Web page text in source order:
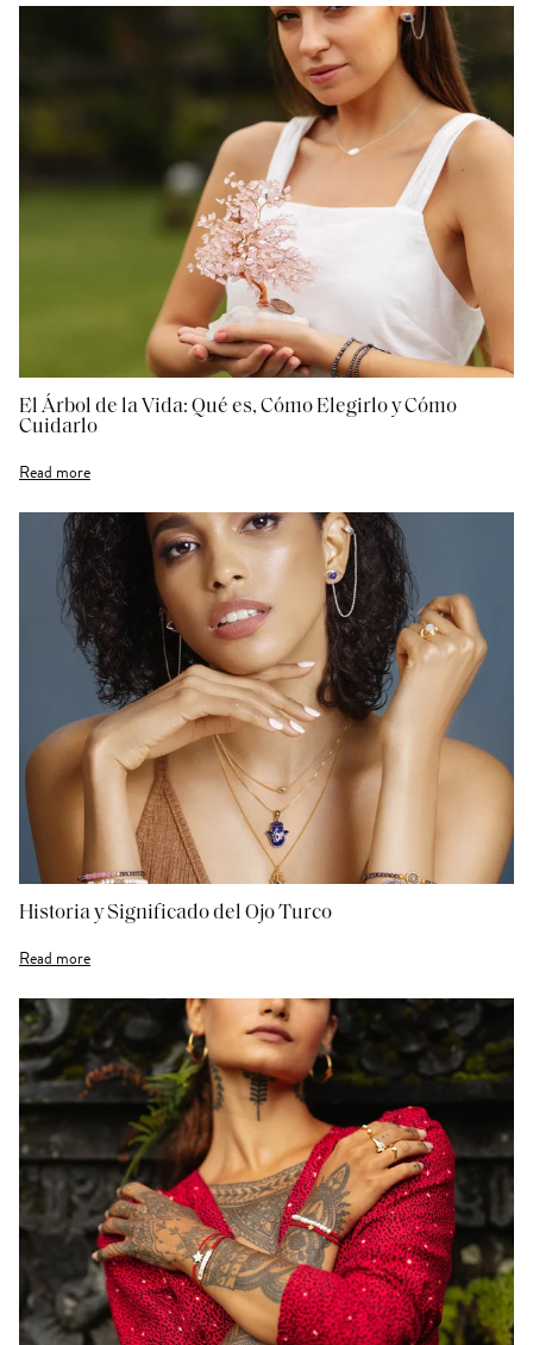
El Árbol de la Vida: Qué es, Cómo Elegirlo y Cómo
Cuidarlo
Read more
Historia y Significado del Ojo Turco
Read more